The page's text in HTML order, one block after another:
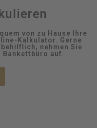
von zu Hause Ihre
Kalkulator. Gerne
nehmen Sie
auf.